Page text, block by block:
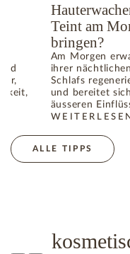
IM SOMMER: WIE
Teint am
bringen?
Am Morgen
ihrer
Schlafs
und bereitet
äusseren
WEITERLESEN
:
ALLE TIPPS